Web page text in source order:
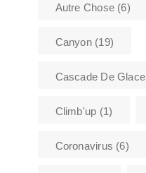
Autre Chose(6)
Canyon(19)
Cascade De Glace
Climb'up (1)
Coronavirus (6)